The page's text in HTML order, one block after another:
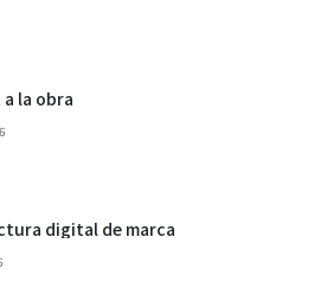
la obra
digital de marca